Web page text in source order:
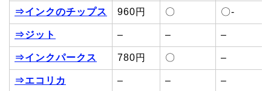
⇒インクのチップス 960円 〇 〇-
⇒ジット – – –
⇒インクパークス 780円 〇 –
⇒エコリカ – – –